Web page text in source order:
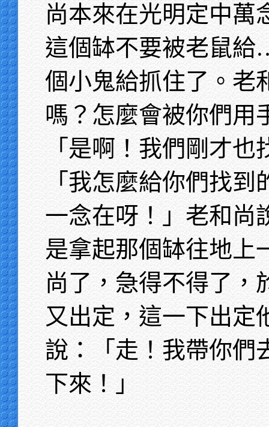
尚本來在光明定中萬
這個缽不要被老鼠
個小鬼給抓住了。老
嗎？怎麼會被你們用
「是啊！我們剛才
「我怎麼給你們找
一念在呀！」老和
是拿起那個缽往地上
尚了，急得不得了，
又出定，這一下出定
說：「走！我帶你們
下來！」